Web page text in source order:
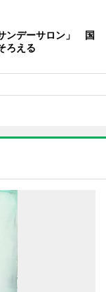
ンデーサロン」 国
ろえる